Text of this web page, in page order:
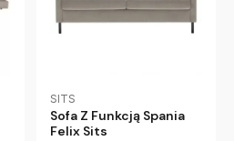
SITS
Sofa Z Funkcją Spania
Felix Sits